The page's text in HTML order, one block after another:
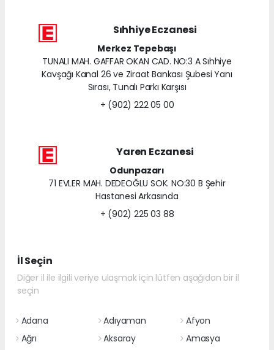
Sıhhiye Eczanesi
Merkez Tepebaşı
TUNALI MAH. GAFFAR OKAN CAD. NO:3 A Sıhhiye
Kavşağı Kanal 26 ve Ziraat Bankası Şubesi Yanı
Sırası, Tunalı Parkı Karşısı
+ (902) 222 05 00
Yaren Eczanesi
Odunpazarı
71 EVLER MAH. DEDEOĞLU SOK. NO:30 B Şehir
Hastanesi Arkasında
+ (902) 225 03 88
İl Seçin
Diğer il ile ilgili veriye ulaşmak için lütfen aşağıdan bir il
seçin
Adana Adıyaman
Afyon
Ağrı
Aksaray
Amasya